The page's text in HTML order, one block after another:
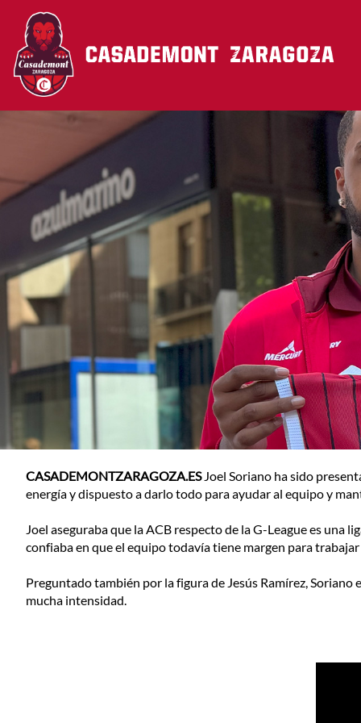
CASADEMONTZARAGOZA.ES Joel Soriano ha sido
energía y dispuesto a darlo todo para ayudar al equipo y
Joel aseguraba que la ACB respecto de la G-League es una
confiaba en que el equipo todavía tiene margen para
Preguntado también por la figura de Jesús Ramírez,
mucha intensidad.